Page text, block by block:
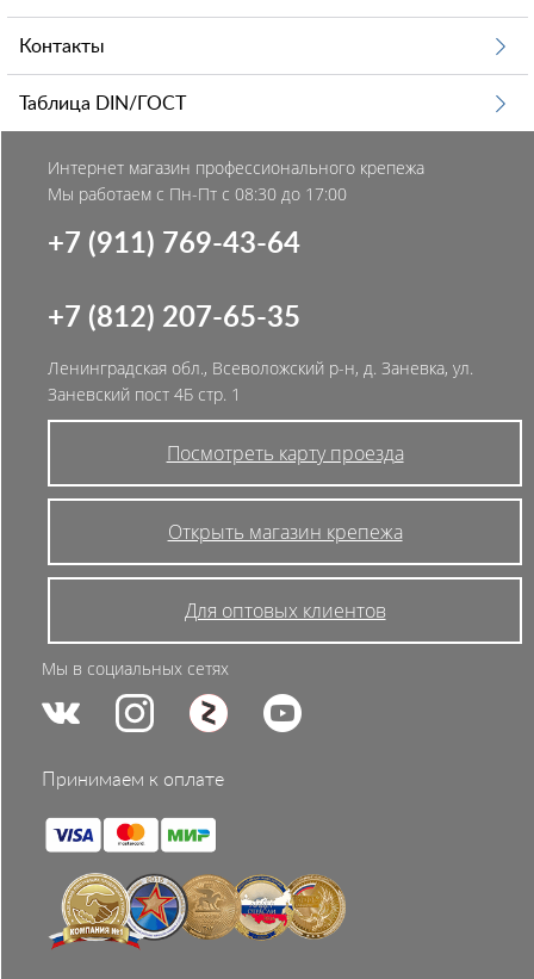
Контакты
Таблица DIN/ГОСТ
Интернет магазин профессионального крепежа
Мы работаем с Пн-Пт с 08:30 до 17:00
+7 (911) 769-43-64
+7 (812) 207-65-35
Ленинградская обл., Всеволожский р-н, д. Заневка, ул.
Заневский пост 4Б стр. 1
Посмотреть карту проезда
Открыть магазин крепежа
Для оптовых клиентов
Мы в социальных сетях
Принимаем к оплате